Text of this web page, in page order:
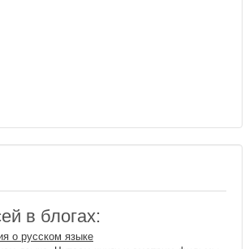
в блогах:
о русском языке